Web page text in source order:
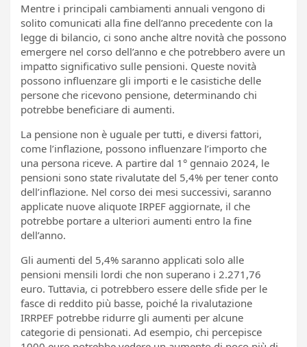
Mentre i principali cambiamenti annuali vengono di
solito comunicati alla fine dell’anno precedente con la
legge di bilancio, ci sono anche altre novità che possono
emergere nel corso dell’anno e che potrebbero avere un
impatto significativo sulle pensioni. Queste novità
possono influenzare gli importi e le casistiche delle
persone che ricevono pensione, determinando chi
potrebbe beneficiare di aumenti.
La pensione non è uguale per tutti, e diversi fattori,
come l’inflazione, possono influenzare l’importo che
una persona riceve. A partire dal 1° gennaio 2024, le
pensioni sono state rivalutate del 5,4% per tener conto
dell’inflazione. Nel corso dei mesi successivi, saranno
applicate nuove aliquote IRPEF aggiornate, il che
potrebbe portare a ulteriori aumenti entro la fine
dell’anno.
Gli aumenti del 5,4% saranno applicati solo alle
pensioni mensili lordi che non superano i 2.271,76
euro. Tuttavia, ci potrebbero essere delle sfide per le
fasce di reddito più basse, poiché la rivalutazione
IRRPEF potrebbe ridurre gli aumenti per alcune
categorie di pensionati. Ad esempio, chi percepisce